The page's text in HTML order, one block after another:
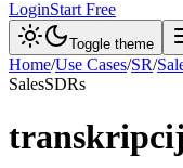
LoginStart Free
Toggle theme
Home/Use Cases/SR/
SalesSDRs